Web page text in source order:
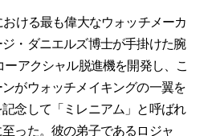
ける最も偉大なウォッチメーカ
・ダニエルズ博士が手掛けた腕
アクシャル脱進機を開発し、こ
がウォッチメイキングの一翼を
念して「ミレニアム」と呼ばれ
った。彼の弟子であるロジャ